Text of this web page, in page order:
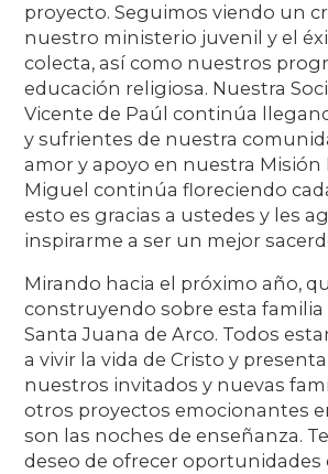
proyecto. Seguimos viendo un
nuestro ministerio juvenil y el
colecta, así como nuestros
educación religiosa. Nuestra
Vicente de Paúl continúa
y sufrientes de nuestra
amor y apoyo en nuestra Misión
Miguel continúa floreciendo
esto es gracias a ustedes y les
inspirarme a ser un mejor
Mirando hacia el próximo año,
construyendo sobre esta familia
Santa Juana de Arco. Todos
a vivir la vida de Cristo y
nuestros invitados y nuevas
otros proyectos emocionantes
son las noches de enseñanza.
deseo de ofrecer oportunidades